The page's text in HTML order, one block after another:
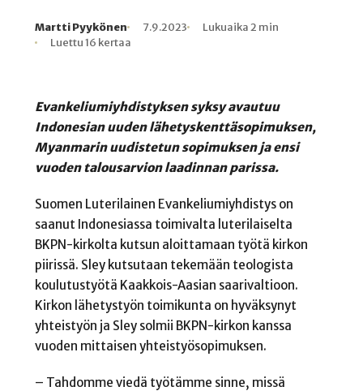
Kirjoittaja
Martti Pyykönen
Julkaistu
7.9.2023
Lukuaika
Lukuaika 2 min
Lukukertoja
Luettu 16 kertaa
Evankeliumiyhdistyksen syksy avautuu
Indonesian uuden lähetyskenttäsopimuksen,
Myanmarin uudistetun sopimuksen ja ensi
vuoden talousarvion laadinnan parissa.
Suomen Luterilainen Evankeliumiyhdistys on
saanut Indonesiassa toimivalta luterilaiselta
BKPN-kirkolta kutsun aloittamaan työtä kirkon
piirissä. Sley kutsutaan tekemään teologista
koulutustyötä Kaakkois-Aasian saarivaltioon.
Kirkon lähetystyön toimikunta on hyväksynyt
yhteistyön ja Sley solmii BKPN-kirkon kanssa
vuoden mittaisen yhteistyösopimuksen.
– Tahdomme viedä työtämme sinne, missä